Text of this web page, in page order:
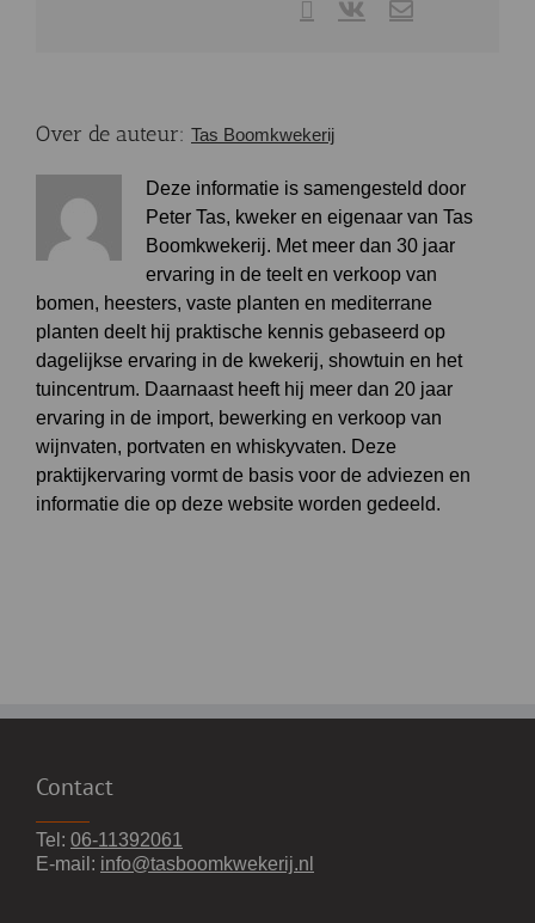
wijnvat?
Pinterest
E-
mail
Over de auteur: Tas Boomkwekerij
Deze informatie is samengesteld door
Peter Tas, kweker en eigenaar van Tas
Boomkwekerij. Met meer dan 30 jaar
ervaring in de teelt en verkoop van
bomen, heesters, vaste planten en mediterrane
planten deelt hij praktische kennis gebaseerd op
dagelijkse ervaring in de kwekerij, showtuin en het
tuincentrum. Daarnaast heeft hij meer dan 20 jaar
ervaring in de import, bewerking en verkoop van
wijnvaten, portvaten en whiskyvaten. Deze
praktijkervaring vormt de basis voor de adviezen en
informatie die op deze website worden gedeeld.
Contact
Tel: 06-11392061
E-mail: info@tasboomkwekerij.nl